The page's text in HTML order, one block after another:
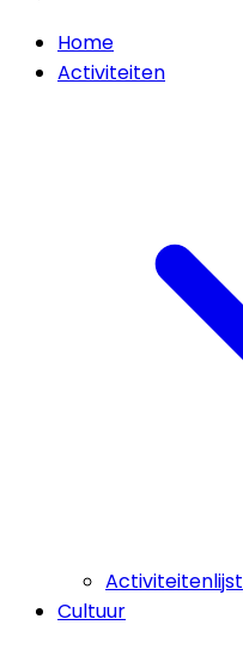
Home
Activiteiten
Activiteitenlijst
Cultuur